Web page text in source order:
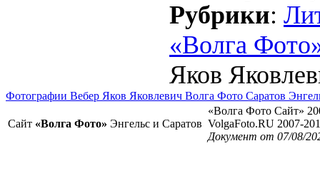
Рубрики:
«Волга
Яков
Фотографии Вебер Яков Яковлевич Волга Фото Саратов
Сайт «Волга Фото» Энгельс и Саратов
«Волга Фото Сайт»
VolgaFoto.RU 2007-
Документ от 07/08/